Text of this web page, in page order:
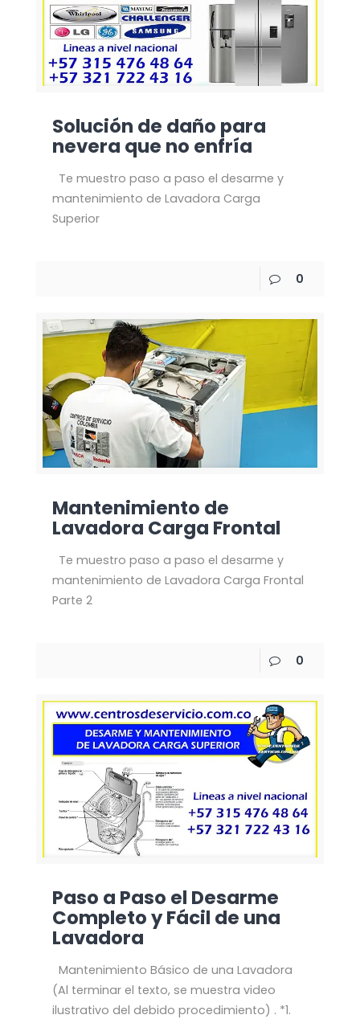
Solución de daño para
nevera que no enfría
Te muestro paso a paso el desarme y
mantenimiento de Lavadora Carga
Superior
0
Mantenimiento de
Lavadora Carga Frontal
Te muestro paso a paso el desarme y
mantenimiento de Lavadora Carga Frontal
Parte 2
0
Paso a Paso el Desarme
Completo y Fácil de una
Lavadora
Mantenimiento Básico de una Lavadora
(Al terminar el texto, se muestra video
ilustrativo del debido procedimiento) . *1.